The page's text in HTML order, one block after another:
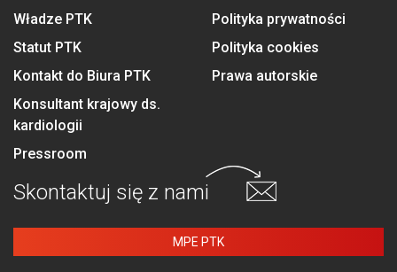
Władze PTK
Statut PTK
Kontakt do Biura PTK
Konsultant krajowy ds.
kardiologii
Pressroom
Polityka prywatności
Polityka cookies
Prawa autorskie
Skontaktuj się z nami
MPE PTK